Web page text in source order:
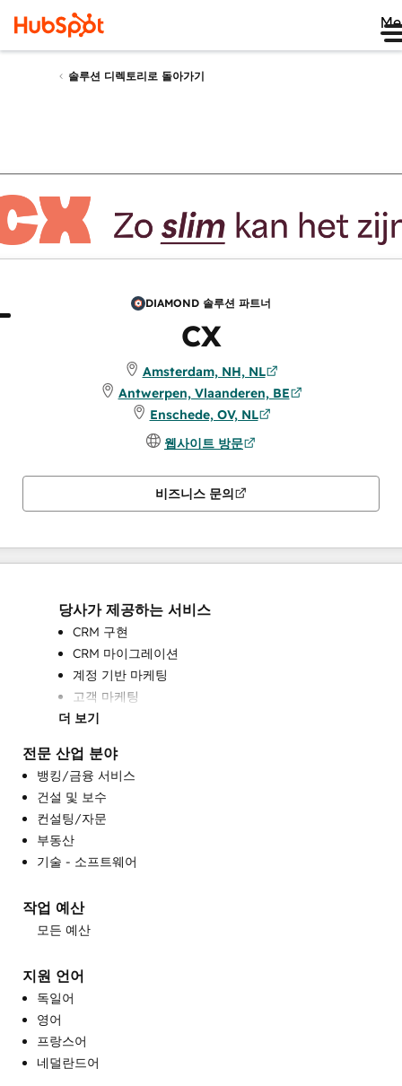
솔루션 디렉토리로 돌아가기
DIAMOND 솔루션 파트너
CX
Amsterdam, NH, NL
Antwerpen, Vlaanderen, BE
Enschede, OV, NL
웹사이트 방문
비즈니스 문의
당사가 제공하는 서비스
CRM 구현
CRM 마이그레이션
계정 기반 마케팅
고객 마케팅
고객 설문 조사 및 분석
고객 지원 교육
기술 자료 개발
대화형 마케팅
맞춤형 API 통합
영업 지도 및 교육
완전한 인바운드 마케팅 서비스
웹사이트 개발
웹사이트 마이그레이션
커뮤니티 관리
프로그래밍 가능한 자동화
더 보기
전문 산업 분야
뱅킹/금융 서비스
건설 및 보수
컨설팅/자문
부동산
기술 - 소프트웨어
작업 예산
모든 예산
지원 언어
독일어
영어
프랑스어
네덜란드어